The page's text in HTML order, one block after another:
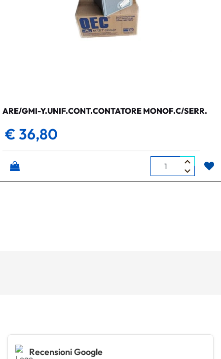
ARE/GMI-Y.UNIF.CONT.CONTATORE MONOF.C/SERR.
€ 36,80
Quantità
Recensioni Google